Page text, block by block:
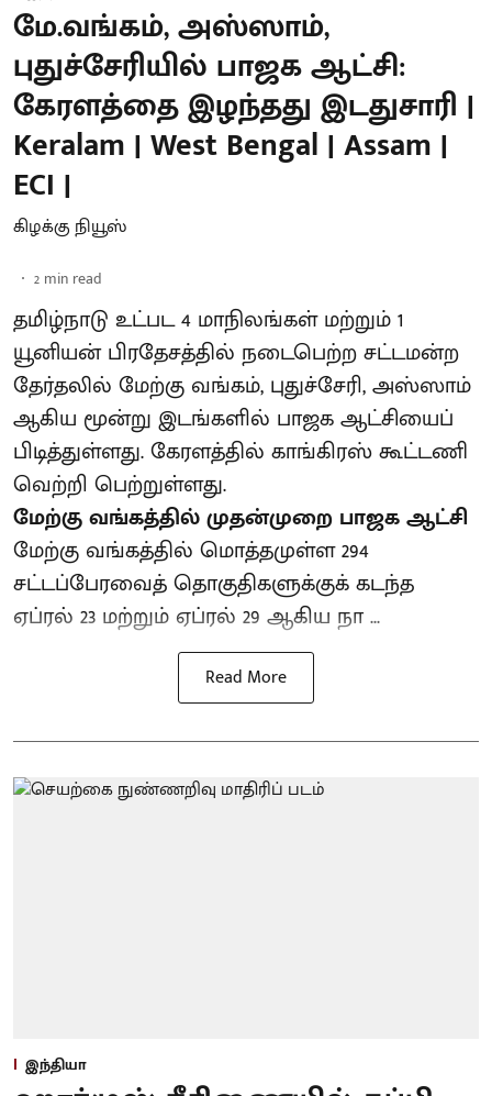
மே.வங்கம், அஸ்ஸாம்,
புதுச்சேரியில் பாஜக ஆட்சி:
கேரளத்தை இழந்தது இடதுசாரி |
Keralam | West Bengal | Assam |
ECI |
கிழக்கு நியூஸ்
2 min read
தமிழ்நாடு உட்பட 4 மாநிலங்கள் மற்றும் 1
யூனியன் பிரதேசத்தில் நடைபெற்ற சட்டமன்ற
தேர்தலில் மேற்கு வங்கம், புதுச்சேரி, அஸ்ஸாம்
ஆகிய மூன்று இடங்களில் பாஜக ஆட்சியைப்
பிடித்துள்ளது. கேரளத்தில் காங்கிரஸ் கூட்டணி
வெற்றி பெற்றுள்ளது.
மேற்கு வங்கத்தில் முதன்முறை பாஜக ஆட்சி
மேற்கு வங்கத்தில் மொத்தமுள்ள 294
சட்டப்பேரவைத் தொகுதிகளுக்குக் கடந்த
ஏப்ரல் 23 மற்றும் ஏப்ரல் 29 ஆகிய நா ...
Read More
இந்தியா